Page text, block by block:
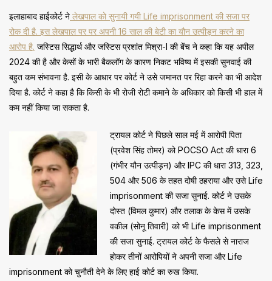
इलाहाबाद हाईकोर्ट ने लेखपाल को सुनायी गयी Life imprisonment की सजा पर
रोक दी है. इस लेखपाल पर पर अपनी 16 साल की बेटी का यौन उत्पीड़न करने का
आरोप है. जस्टिस सिद्धार्थ और जस्टिस प्रशांत मिश्रा-I की बेंच ने कहा कि यह अपील
2024 की है और केसों के भारी बैकलॉग के कारण निकट भविष्य में इसकी सुनवाई की
बहुत कम संभावना है. इसी के आधार पर कोर्ट ने उसे जमानत पर रिहा करने का भी आदेश
दिया है. कोर्ट ने कहा है कि किसी के भी रोजी रोटी कमाने के अधिकार ​को किसी भी हाल में
कम नहीं किया जा सकता है.
ट्रायल कोर्ट ने पिछले साल मई में आरोपी पिता
(प्रवेश सिंह तोमर) को POCSO Act की धारा 6
(गंभीर यौन उत्पीड़न) और IPC की धारा 313, 323,
504 और 506 के तहत दोषी ठहराया और उसे Life
imprisonment की सजा सुनाई. कोर्ट ने उसके
दोस्त (विमल कुमार) और तलाक के केस में उसके
वकील (सोनू तिवारी) को भी Life imprisonment
की सजा सुनाई. ट्रायल कोर्ट के फैसले से नाराज
होकर तीनों आरोपियों ने अपनी सजा और Life
imprisonment को चुनौती देने के लिए हाई कोर्ट का रुख किया.